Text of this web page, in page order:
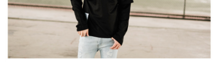
※ 交易是否成功請以「AFTEE先享後付 」之結帳頁面顯示為準，若有關於
是否繳費成功／繳費後需取消欲退款等相關疑問，請聯繫「AFTEE先享後付
客戶支援中心」https://netprotections.freshdesk.com/support/home
１．透過由恩沛科技股份有限公司提供之「AFTEE先享後付」服務完成之交
易，需依本服務之必要範圍內提供個人資料，並將交易相關給付款項請求債
先付款後7-11取貨
每筆NT$80，滿NT$1,800(含以上)免運費
宅配
每筆NT$120，滿NT$3,000(含以上)免運費